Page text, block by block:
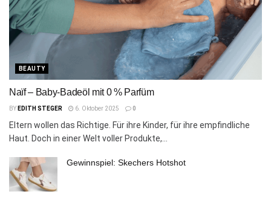
BEAUTY
Naïf – Baby-Badeöl mit 0 % Parfüm
BY EDITH STEGER 6. Oktober 2025 0
Eltern wollen das Richtige. Für ihre Kinder, für ihre empfindliche
Haut. Doch in einer Welt voller Produkte,...
Gewinnspiel: Skechers Hotshot